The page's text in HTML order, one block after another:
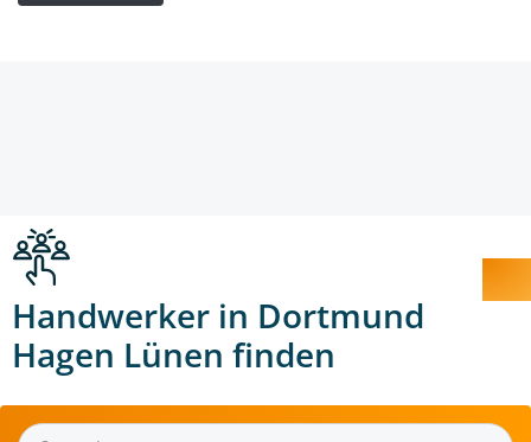
Handwerker in Dortmund
Hagen Lünen finden